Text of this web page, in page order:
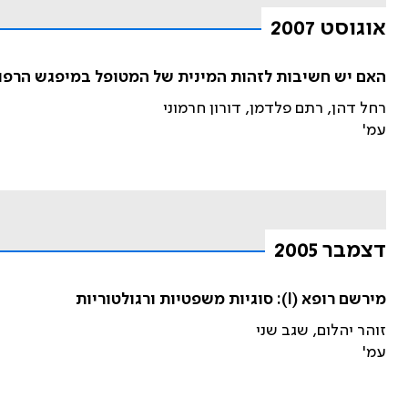
אוגוסט 2007
האם יש חשיבות לזהות המינית של המטופל במיפגש
רחל דהן, רתם פלדמן, דורון חרמוני
עמ'
דצמבר 2005
מירשם רופא (I): סוגיות משפטיות ורגולטוריות
זוהר יהלום, שגב שני
עמ'